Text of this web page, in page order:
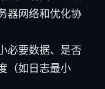
器网络和优化协
必要数据、是否
（如日志最小